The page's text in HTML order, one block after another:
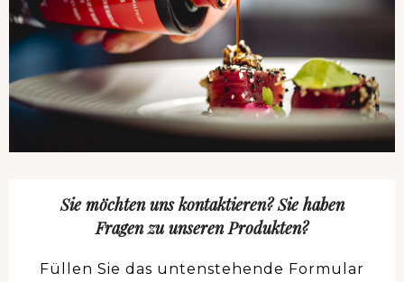
Sie möchten uns kontaktieren? Sie haben
Fragen zu unseren Produkten?
Füllen Sie das untenstehende Formular